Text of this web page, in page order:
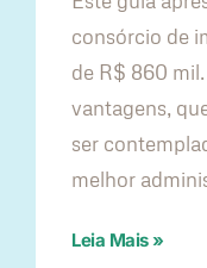
consórcio de
de R$ 860
vantagens,
ser
melhor
Leia Mais »